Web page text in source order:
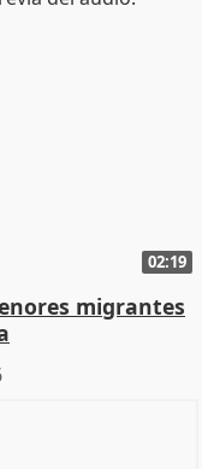
02:19
migrantes